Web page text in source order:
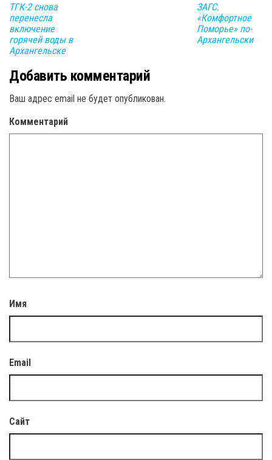
ТГК-2 снова
перенесла
включение
горячей воды в
Архангельске
ЗАГС.
«Комфортное
Поморье» по-
Архангельски
Добавить комментарий
Ваш адрес email не будет опубликован.
Комментарий
Имя
Email
Сайт